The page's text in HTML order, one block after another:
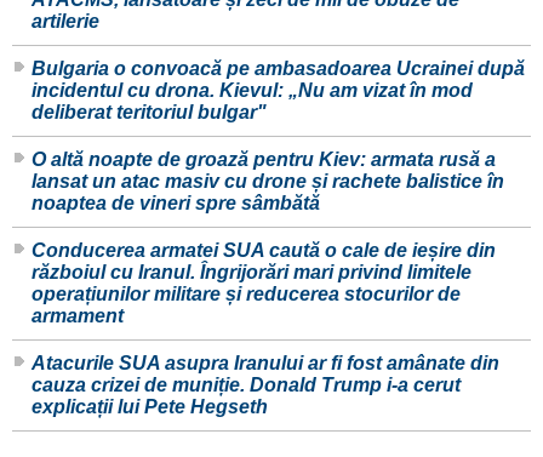
artilerie
Bulgaria o convoacă pe ambasadoarea Ucrainei după
incidentul cu drona. Kievul: „Nu am vizat în mod
deliberat teritoriul bulgar"
O altă noapte de groază pentru Kiev: armata rusă a
lansat un atac masiv cu drone și rachete balistice în
noaptea de vineri spre sâmbătă
Conducerea armatei SUA caută o cale de ieșire din
războiul cu Iranul. Îngrijorări mari privind limitele
operațiunilor militare și reducerea stocurilor de
armament
Atacurile SUA asupra Iranului ar fi fost amânate din
cauza crizei de muniție. Donald Trump i-a cerut
explicații lui Pete Hegseth